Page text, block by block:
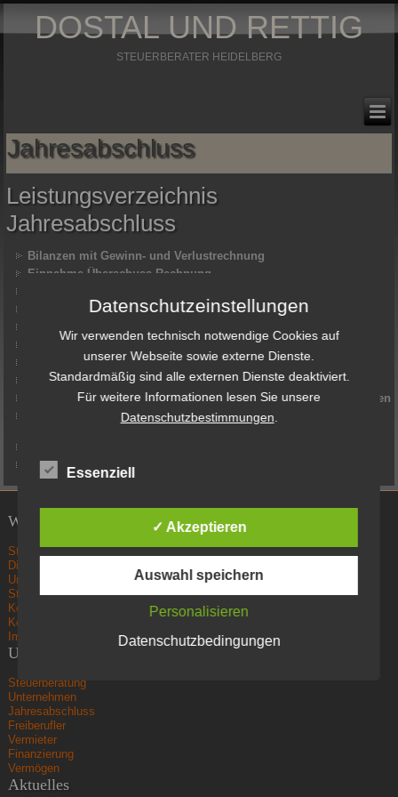
DOSTAL UND RETTIG
STEUERBERATER HEIDELBERG
Jahresabschluss
Leistungsverzeichnis
Jahresabschluss
Bilanzen mit Gewinn- und Verlustrechnung
Einnahme-Überschuss-Rechnung
Finanzplanungen
Zwischenabschlüsse
Erstellungsberichte
Erstellung von Jahresabschlüssen mit Plausibilitätsbeurteilungen
Erstellung von Jahresabschlüssen mit umfassenden
Lohnbuchhaltungen
Wir über uns
Startseite
Die Kanzlei
Unser Leitbild
Standort
Kontakt
Kooperation
Impressum
Unser Angebot
Steuerberatung
Unternehmen
Jahresabschluss
Freiberufler
Vermieter
Finanzierung
Vermögen
Aktuelles
Datenschutzeinstellungen
Wir verwenden technisch notwendige Cookies auf
unserer Webseite sowie externe Dienste.
Standardmäßig sind alle externen Dienste deaktiviert.
Für weitere Informationen lesen Sie unsere
Datenschutzbestimmungen
Essenziell
✓ Akzeptieren
Auswahl speichern
Personalisieren
Datenschutzbedingungen